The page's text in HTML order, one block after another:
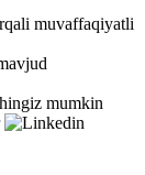
muvaffaqiyatli
mumkin